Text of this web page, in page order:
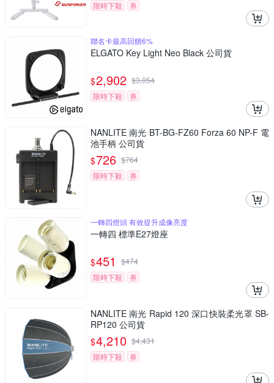
限時下殺
券
聯名卡最高回饋6%
ELGATO Key Light Neo Black 公司貨
$2,902 $3,054
限時下殺
券
NANLITE 南光 BT-BG-FZ60 Forza 60 NP-F 電
池手柄 公司貨
$726 $764
限時下殺
券
一轉四燈頭 有效提升成像亮度
一轉四 標準E27燈座
$451 $474
限時下殺
券
NANLITE 南光 Rapid 120 深口快裝柔光罩 SB-
RP120 公司貨
$4,210 $4,431
限時下殺
券